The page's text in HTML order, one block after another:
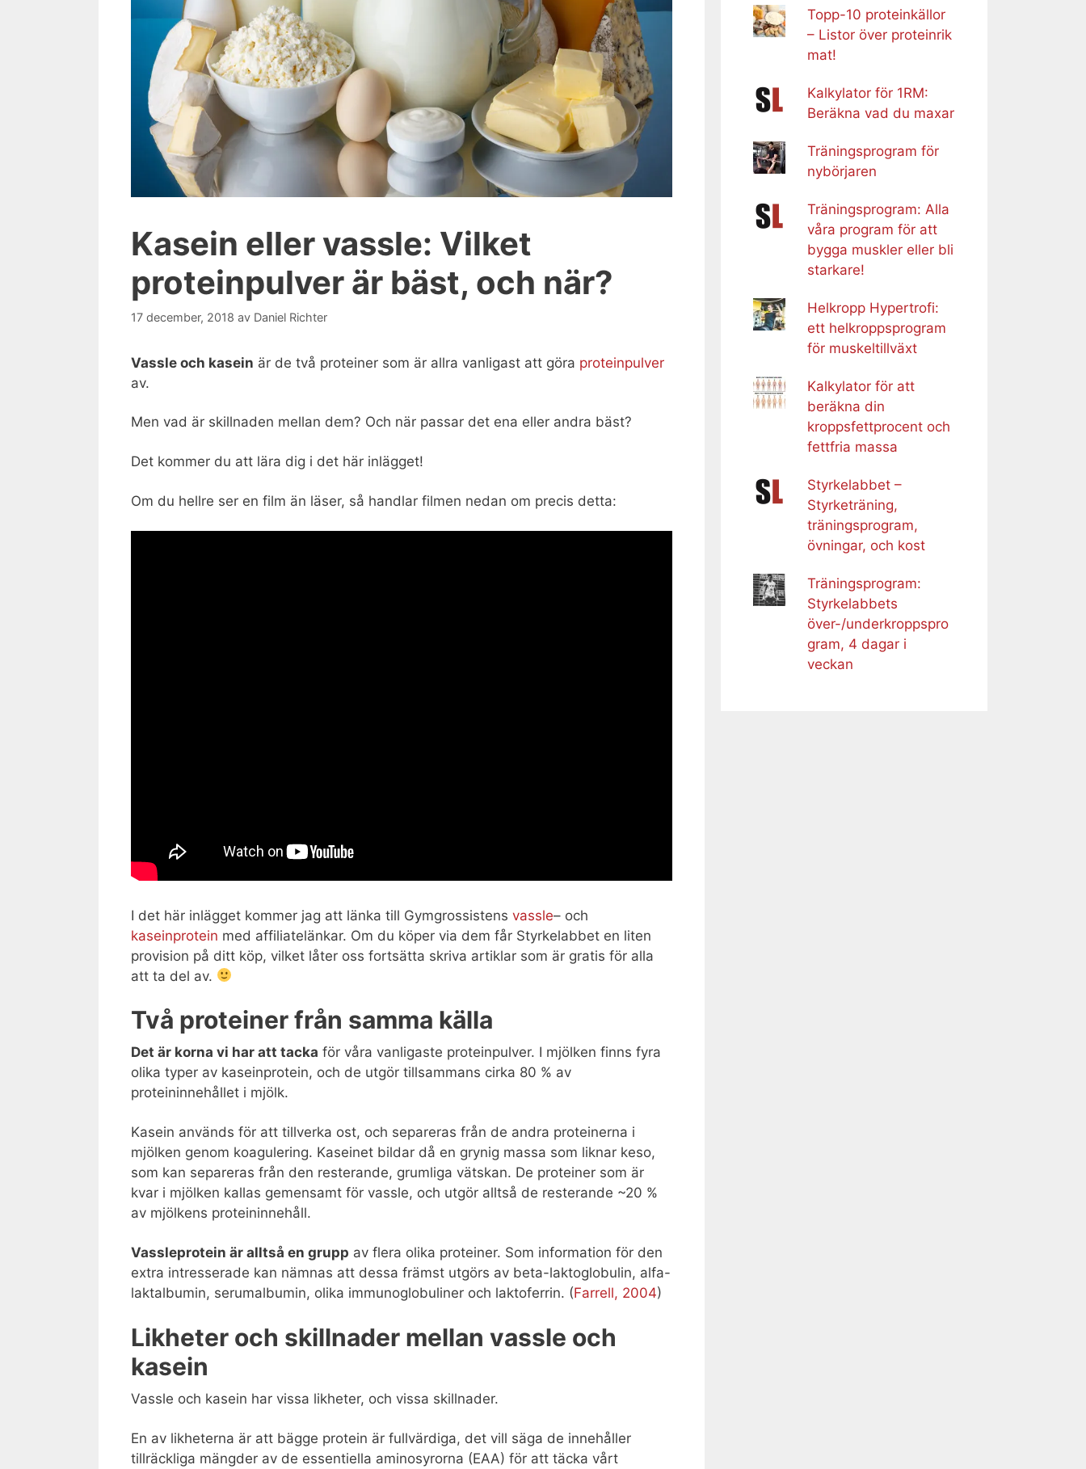
Kasein eller vassle: Vilket
proteinpulver är bäst, och när?
17 december, 2018 av Daniel Richter
Vassle och kasein är de två proteiner som är allra vanligast att göra proteinpulver
av.
Men vad är skillnaden mellan dem? Och när passar det ena eller andra bäst?
Det kommer du att lära dig i det här inlägget!
Om du hellre ser en film än läser, så handlar filmen nedan om precis detta:
I det här inlägget kommer jag att länka till Gymgrossistens vassle– och
kaseinprotein med affiliatelänkar. Om du köper via dem får Styrkelabbet en liten
provision på ditt köp, vilket låter oss fortsätta skriva artiklar som är gratis för alla
att ta del av.
Två proteiner från samma källa
Det är korna vi har att tacka för våra vanligaste proteinpulver. I mjölken finns fyra
olika typer av kaseinprotein, och de utgör tillsammans cirka 80 % av
proteininnehållet i mjölk.
Kasein används för att tillverka ost, och separeras från de andra proteinerna i
mjölken genom koagulering. Kaseinet bildar då en grynig massa som liknar keso,
som kan separeras från den resterande, grumliga vätskan. De proteiner som är
kvar i mjölken kallas gemensamt för vassle, och utgör alltså de resterande ~20 %
av mjölkens proteininnehåll.
Vassleprotein är alltså en grupp av flera olika proteiner. Som information för den
extra intresserade kan nämnas att dessa främst utgörs av beta-laktoglobulin, alfa-
laktalbumin, serumalbumin, olika immunoglobuliner och laktoferrin. (Farrell, 2004)
Likheter och skillnader mellan vassle och
kasein
Vassle och kasein har vissa likheter, och vissa skillnader.
En av likheterna är att bägge protein är fullvärdiga, det vill säga de innehåller
tillräckliga mängder av de essentiella aminosyrorna (EAA) för att täcka vårt
Topp-10 proteinkällor
– Listor över proteinrik
mat!
Kalkylator för 1RM:
Beräkna vad du maxar
Träningsprogram för
nybörjaren
Träningsprogram: Alla
våra program för att
bygga muskler eller bli
starkare!
Helkropp Hypertrofi:
ett helkroppsprogram
för muskeltillväxt
Kalkylator för att
beräkna din
kroppsfettprocent och
fettfria massa
Styrkelabbet –
Styrketräning,
träningsprogram,
övningar, och kost
Träningsprogram:
Styrkelabbets
över-/underkroppspro
gram, 4 dagar i
veckan